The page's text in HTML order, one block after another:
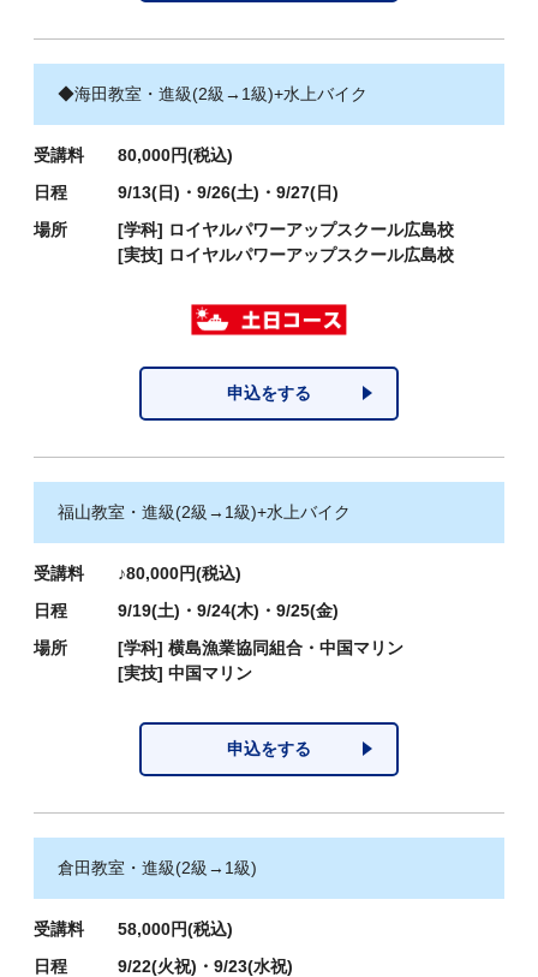
◆海田教室・進級(2級→1級)+水上バイク
受講料
80,000円(税込)
日程
9/13(日)・9/26(土)・9/27(日)
場所
[学科] ロイヤルパワーアップスクール広島校
[実技] ロイヤルパワーアップスクール広島校
申込をする
福山教室・進級(2級→1級)+水上バイク
受講料
♪80,000円(税込)
日程
9/19(土)・9/24(木)・9/25(金)
場所
[学科] 横島漁業協同組合・中国マリン
[実技] 中国マリン
申込をする
倉田教室・進級(2級→1級)
受講料
58,000円(税込)
日程
9/22(火祝)・9/23(水祝)